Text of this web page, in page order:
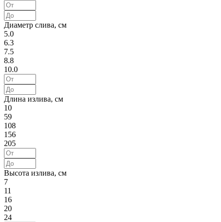
Диаметр слива, см
5.0
6.3
7.5
8.8
10.0
Длина излива, см
10
59
108
156
205
Высота излива, см
7
11
16
20
24